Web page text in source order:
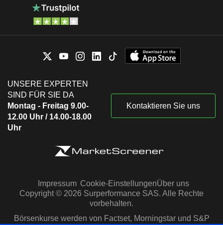
UNSERE EXPERTEN
SIND FÜR SIE DA
Montag - Freitag 9.00-
12.00 Uhr / 14.00-18.00
Uhr
Kontaktieren Sie uns
Impressum Cookie-EinstellungenÜber uns
Copyright © 2026 Surperformance SAS. Alle Rechte
vorbehalten.
Börsenkurse werden von Factset, Morningstar und S&P